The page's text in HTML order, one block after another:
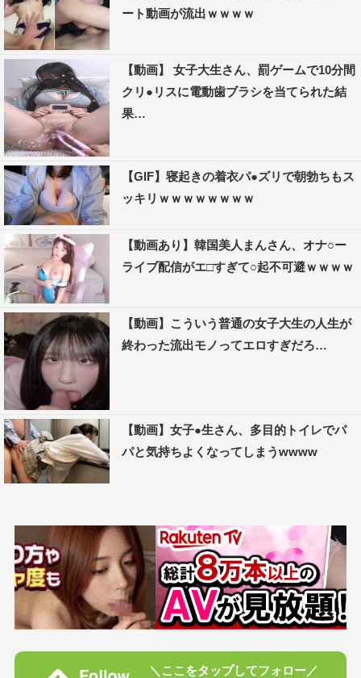
ート動画が流出ｗｗｗｗ
【動画】 女子大生さん、罰ゲームで10分間
クリ●リスに電動歯ブラシを当てられた結
果…
【GIF】寝起きの着衣パ●ズリで朝勃ちもス
ッキリｗｗｗｗｗｗｗｗ
【動画あり】韓国美人まんさん、オナ○ー
ライブ配信がエ□すぎて○起不可避ｗｗｗｗ
【動画】こういう普通の女子大生の人生が
終わった流出モノってエロすぎだろ…
【動画】女子●生さん、多目的トイレでパ
パと気持ちよくなってしまうwwww
＼ここをタップしてフォロー／